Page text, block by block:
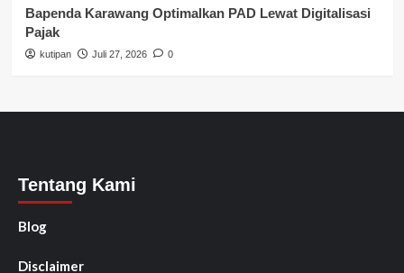
Bapenda Karawang Optimalkan PAD Lewat Digitalisasi
Pajak
kutipan Juli 27, 2026 0
Tentang Kami
Blog
Disclaimer